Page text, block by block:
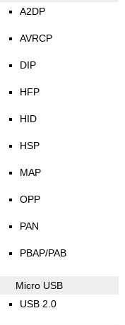
A2DP
AVRCP
DIP
HFP
HID
HSP
MAP
OPP
PAN
PBAP/PAB
Micro USB
USB 2.0